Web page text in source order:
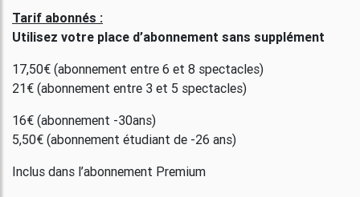
Tarif abonnés :
Utilisez votre place d’abonnement sans supplément
17,50€ (abonnement entre 6 et 8 spectacles)
21€ (abonnement entre 3 et 5 spectacles)
16€ (abonnement -30ans)
5,50€ (abonnement étudiant de -26 ans)
Inclus dans l’abonnement Premium